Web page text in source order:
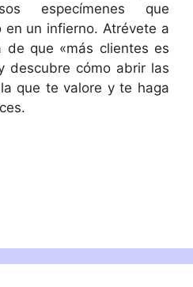
especímenes que
un infierno. Atrévete a
que «más clientes es
descubre cómo abrir las
que te valore y te haga